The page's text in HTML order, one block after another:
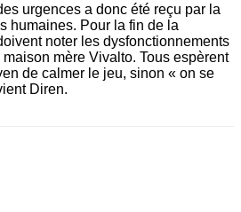
urgences a donc été reçu par la
humaines. Pour la fin de la
noter les dysfonctionnements
mère Vivalto. Tous espèrent
de calmer le jeu, sinon « on se
Diren.